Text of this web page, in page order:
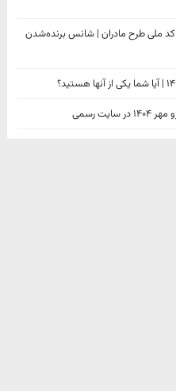
کد ملی طرح مادران | شانس برنده‌شدن
رسمی